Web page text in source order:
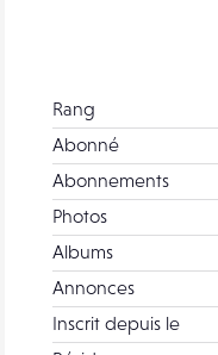
Rang
Abonné
Abonnements
Photos
Albums
Annonces
Inscrit depuis le